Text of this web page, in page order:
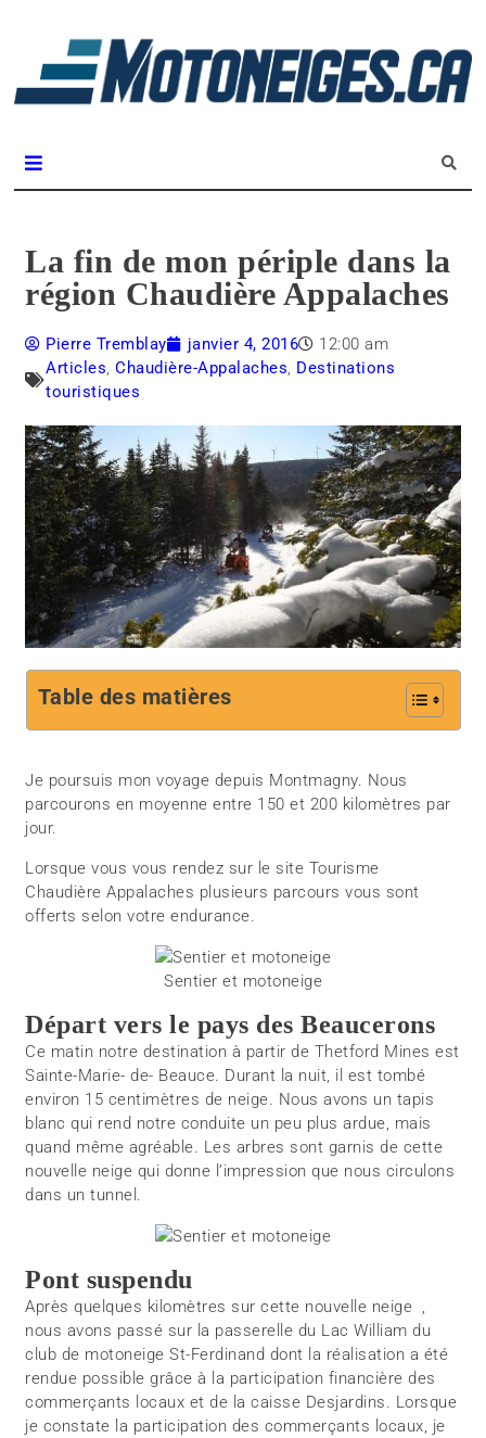
La fin de mon périple dans la
région Chaudière Appalaches
Pierre Tremblay janvier 4, 2016
12:00 am
Articles,Chaudière-Appalaches, Destinations
touristiques
Table des matières
Je poursuis mon voyage depuis Montmagny. Nous
parcourons en moyenne entre 150 et 200 kilomètres par
jour.
Lorsque vous vous rendez sur le site Tourisme
Chaudière Appalaches plusieurs parcours vous sont
offerts selon votre endurance.
Sentier et motoneige
Départ vers le pays des Beaucerons
Ce matin notre destination à partir de Thetford Mines est
Sainte-Marie- de- Beauce. Durant la nuit, il est tombé
environ 15 centimètres de neige. Nous avons un tapis
blanc qui rend notre conduite un peu plus ardue, mais
quand même agréable. Les arbres sont garnis de cette
nouvelle neige qui donne l’impression que nous circulons
dans un tunnel.
Pont suspendu
Après quelques kilomètres sur cette nouvelle neige ,
nous avons passé sur la passerelle du Lac William du
club de motoneige St-Ferdinand dont la réalisation a été
rendue possible grâce à la participation financière des
commerçants locaux et de la caisse Desjardins. Lorsque
je constate la participation des commerçants locaux, je